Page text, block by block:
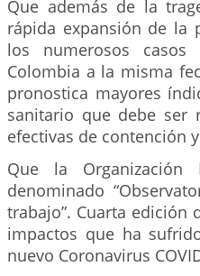
Que además de la
rápida expansión de la
los numerosos
Colombia a la misma
pronostica mayores
sanitario que debe ser
efectivas de contención
Que la
denominado
trabajo”. Cuarta edición
impactos que ha
nuevo Coronavirus